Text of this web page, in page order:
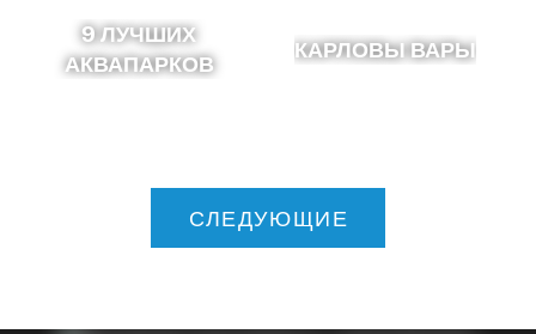
9 ЛУЧШИХ
АКВАПАРКОВ
КАРЛОВЫ ВАРЫ
СЛЕДУЮЩИЕ